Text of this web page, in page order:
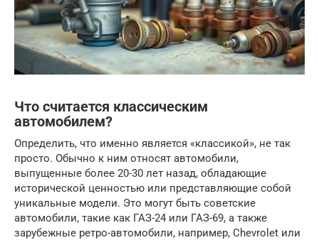
Что считается классическим
автомобилем?
Определить, что именно является «классикой», не так
просто. Обычно к ним относят автомобили,
выпущенные более 20-30 лет назад, обладающие
исторической ценностью или представляющие собой
уникальные модели. Это могут быть советские
автомобили, такие как ГАЗ-24 или ГАЗ-69, а также
зарубежные ретро-автомобили, например, Chevrolet или